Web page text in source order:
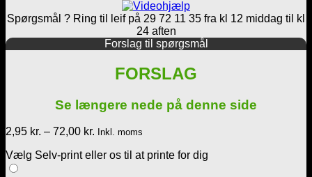
Spørgsmål ? Ring til leif på 29 72 11 35 fra kl 12 middag til kl
24 aften
Forslag til spørgsmål
FORSLAG
Se længere nede på denne side
2,95 kr. – 72,00 kr. Prisinterval:
til
Inkl. moms
Vælg Selv-print eller os til at printe for dig